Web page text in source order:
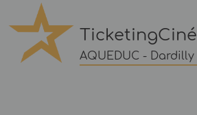
TicketingCiné
AQUEDUC - Dardilly